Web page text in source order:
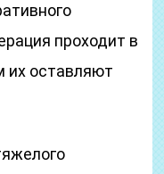
проходит в
их оставляют